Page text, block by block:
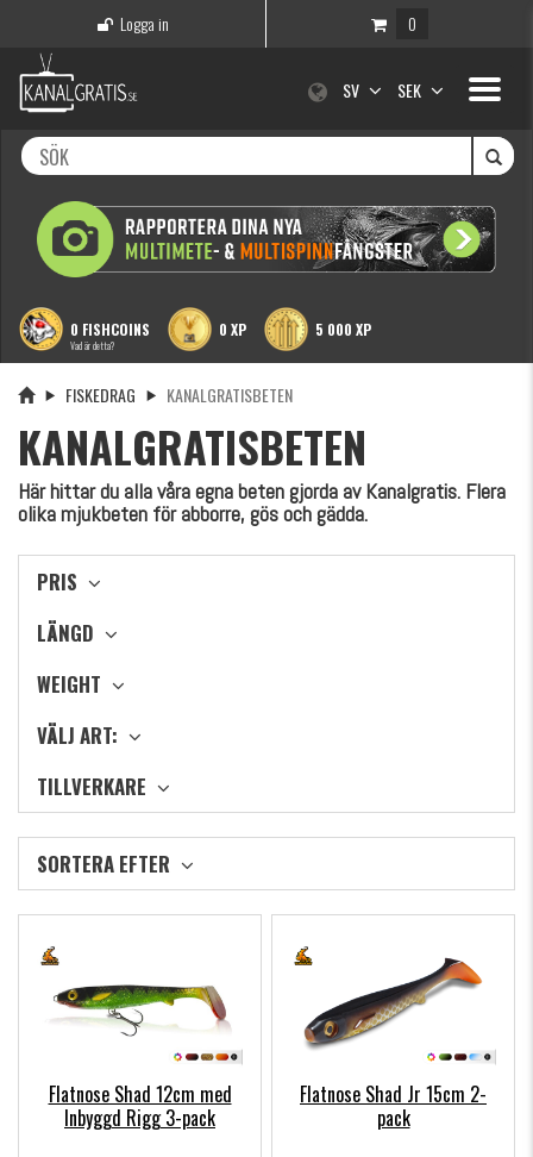
Logga in 0
Toggle
SV SEK
0 FISHCOINS
Vad är detta?
0 XP 5 000 XP
FISKEDRAG KANALGRATISBETEN
KANALGRATISBETEN
Här hittar du alla våra egna beten gjorda av Kanalgratis. Flera
olika mjukbeten för abborre, gös och gädda.
PRIS
LÄNGD
WEIGHT
VÄLJ ART:
TILLVERKARE
SORTERA EFTER
Flatnose Shad 12cm med
Inbyggd Rigg 3-pack
Flatnose Shad Jr 15cm 2-
pack